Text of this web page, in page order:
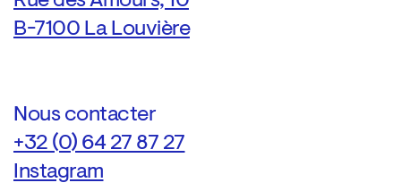
B-7100 La Louvière
Nous contacter
+32 (0) 64 27 87 27
Instagram